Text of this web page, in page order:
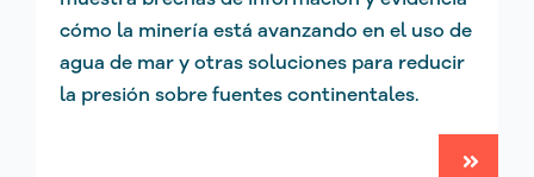
cómo la minería está avanzando en el uso de
agua de mar y otras soluciones para reducir
la presión sobre fuentes continentales.